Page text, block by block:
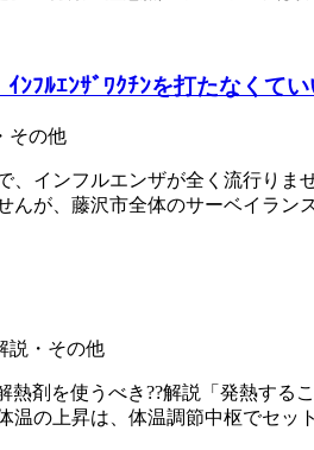
ｲﾝﾌﾙｴﾝｻﾞﾜｸﾁﾝを打たなくて
その他
、インフルエンザが全く流行り
んが、藤沢市全体のサーベイラン
説・その他
剤を使うべき??解説「発熱する
温の上昇は、体温調節中枢でセッ